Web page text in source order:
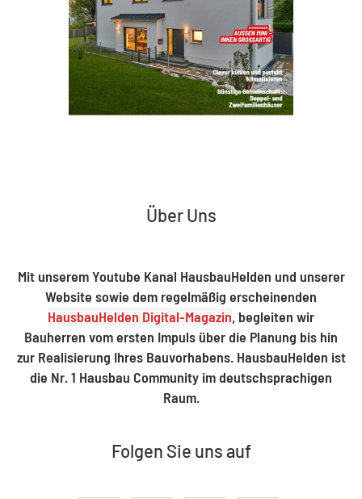
Über Uns
Mit unserem Youtube Kanal HausbauHelden und unserer
Website sowie dem regelmäßig erscheinenden
HausbauHelden Digital-Magazin, begleiten wir
Bauherren vom ersten Impuls über die Planung bis hin
zur Realisierung Ihres Bauvorhabens. HausbauHelden ist
die Nr. 1 Hausbau Community im deutschsprachigen
Raum.
Folgen Sie uns auf